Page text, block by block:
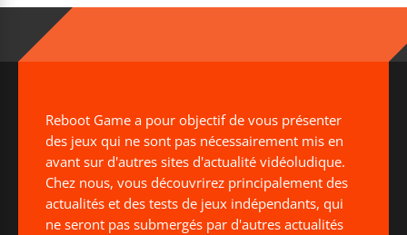
Reboot Game a pour objectif de vous présenter
des jeux qui ne sont pas nécessairement mis en
avant sur d'autres sites d'actualité vidéoludique.
Chez nous, vous découvrirez principalement des
actualités et des tests de jeux indépendants, qui
ne seront pas submergés par d'autres actualités